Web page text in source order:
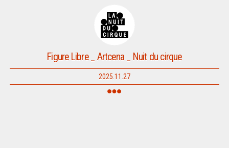
Figure Libre _ Artcena _ Nuit du cirque
2025.11.27